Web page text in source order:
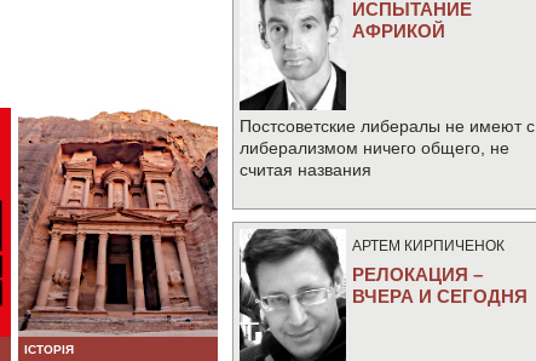
ІСТОРІЯ
ИСПЫТАНИЕ
АФРИКОЙ
Постсоветские либералы не имеют с
либерализмом ничего общего, не
считая названия
АРТЕМ КИРПИЧЕНОК
РЕЛОКАЦИЯ –
ВЧЕРА И СЕГОДНЯ